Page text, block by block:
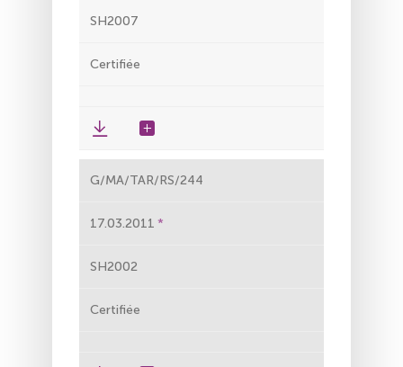
SH2007
Certifiée
G/MA/TAR/RS/244
17.03.2011
SH2002
Certifiée